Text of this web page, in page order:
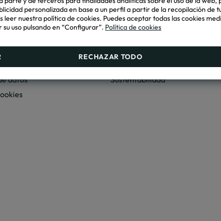
personalizada en base a un perfil a partir de la recopilación de
leer nuestra política de cookies. Puedes aceptar todas las cookies
uso pulsando en “Configurar”. Política de cookies
RECHAZAR TODO
la gerencia como por las personas trabajadoras, que se
participativo para prevenir y erradicar estas conductas.”
datos
MEDIO AMBIENTE
Sustentabilidad